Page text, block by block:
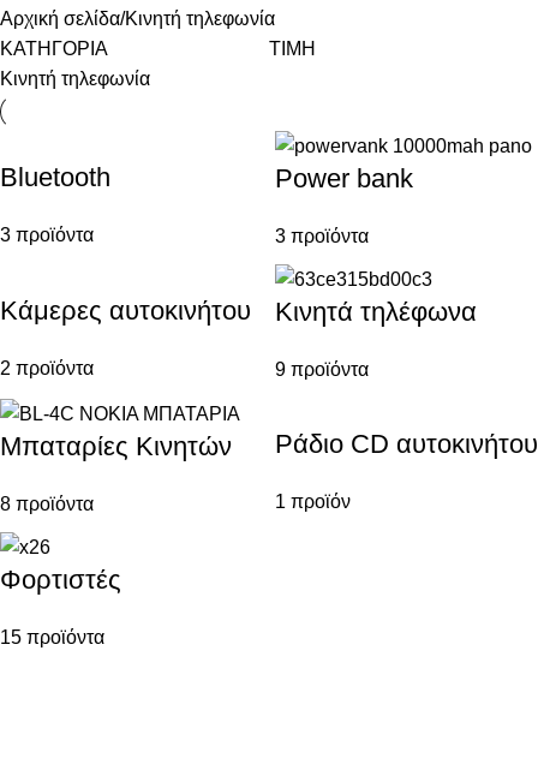
Αρχική σελίδα Κινητή τηλεφωνία
ΚΑΤΗΓΟΡΙΑ
Κινητή τηλεφωνία
ΤΙΜΗ
Bluetooth
3 προϊόντα
Power bank
3 προϊόντα
Κάμερες αυτοκινήτου
2 προϊόντα
Κινητά τηλέφωνα
9 προϊόντα
Μπαταρίες Κινητών
8 προϊόντα
Ράδιο CD αυτοκινήτου
1 προϊόν
Φορτιστές
15 προϊόντα